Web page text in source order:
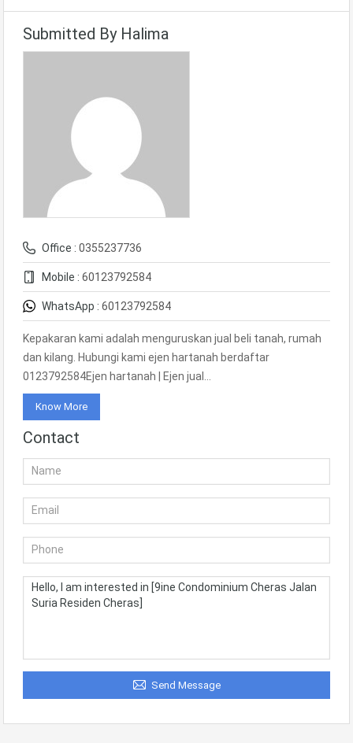
Submitted By Halima
Office : 0355237736
Mobile : 60123792584
WhatsApp : 60123792584
Kepakaran kami adalah menguruskan jual beli tanah, rumah
dan kilang. Hubungi kami ejen hartanah berdaftar
0123792584Ejen hartanah | Ejen jual…
Know More
Contact
Send Message